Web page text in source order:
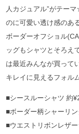
人カジュアル”がテー
のに可愛い透け感のあ
ボーダーオフショル
ッグもシャツとそろ
は最近みんなが買って
キレイに見えるフォル
■シースルーシャツ 約
■ボーダー柄シャーリ
■ウエストリボンレザ